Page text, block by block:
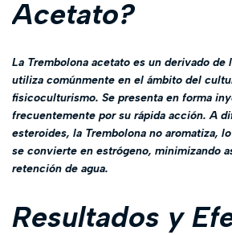
Acetato?
La Trembolona acetato es un derivado de
utiliza comúnmente en el ámbito del
fisicoculturismo. Se presenta en forma
frecuentemente por su rápida acción. A
esteroides, la Trembolona no aromatiza,
se convierte en estrógeno, minimizando
retención de agua.
Resultados y